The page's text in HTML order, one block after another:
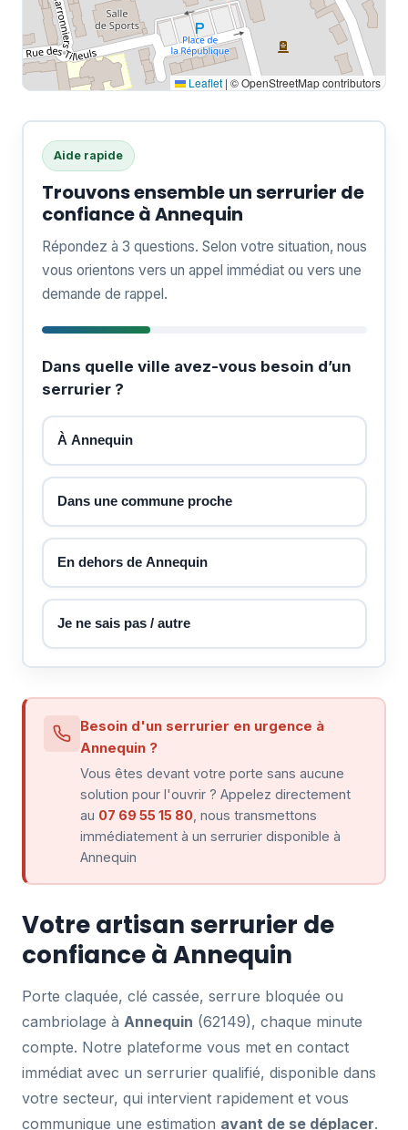
Leaflet | © OpenStreetMap contributors
Aide rapide
Trouvons ensemble un serrurier de
confiance à Annequin
Répondez à 3 questions. Selon votre situation, nous
vous orientons vers un appel immédiat ou vers une
demande de rappel.
Dans quelle ville avez-vous besoin d’un
serrurier ?
À Annequin
Dans une commune proche
En dehors de Annequin
Je ne sais pas / autre
Besoin d'un serrurier en urgence à
Annequin ?
Vous êtes devant votre porte sans aucune
solution pour l'ouvrir ? Appelez directement
au 07 69 55 15 80 , nous transmettons
immédiatement à un serrurier disponible à
Annequin
Votre artisan serrurier de
confiance à Annequin
Porte claquée, clé cassée, serrure bloquée ou
cambriolage à Annequin (62149), chaque minute
compte. Notre plateforme vous met en contact
immédiat avec un serrurier qualifié, disponible dans
votre secteur, qui intervient rapidement et vous
communique une estimation avant de se déplacer.